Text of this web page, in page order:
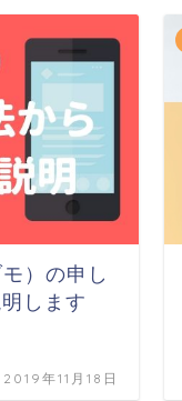
）の申し
します
2019年11月18日